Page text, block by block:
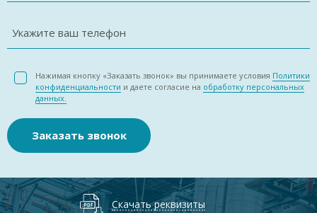
Укажите ваш телефон
Нажимая кнопку «Заказать звонок» вы принимаете условия Политики
конфиденциальности и даете согласие на обработку персональных
данных.
Заказать звонок
Скачать реквизиты